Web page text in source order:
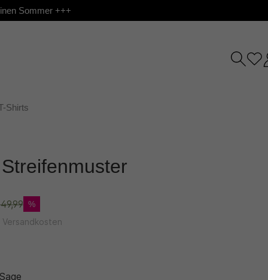
Sommer +++
Shirts
%